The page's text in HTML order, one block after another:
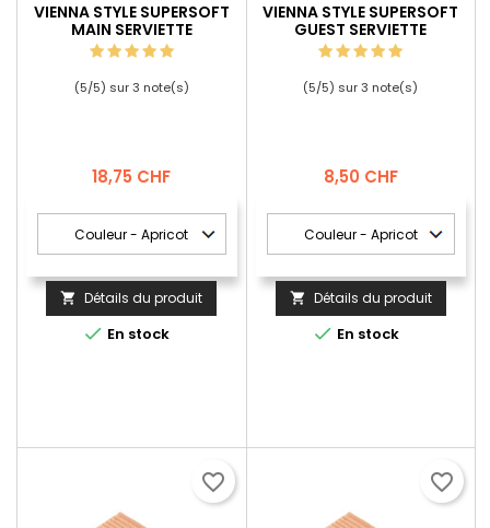
VIENNA STYLE SUPERSOFT
MAIN SERVIETTE
(5/5) sur3 note(s)
Prix
18,75 CHF
 Détails du produit
 En stock
VIENNA STYLE SUPERSOFT
GUEST SERVIETTE
(5/5) sur3 note(s)
Prix
8,50 CHF
 Détails du produit
 En stock
favorite_border favorite_border